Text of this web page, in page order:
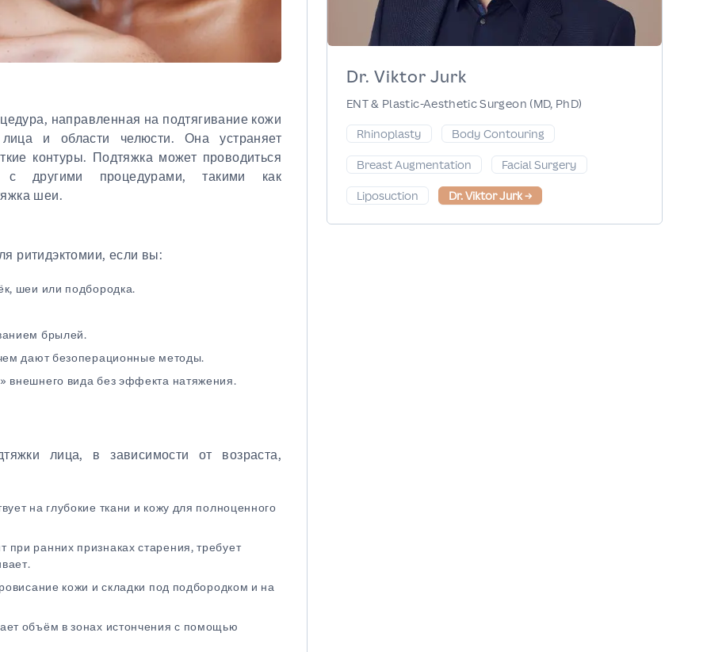
Dr. Viktor Jurk
ENT & Plastic-Aesthetic Surgeon (MD, PhD)
Rhinoplasty
Body Contouring
Breast Augmentation Facial Surgery
Liposuction Dr. Viktor Jurk→
направленная на подтягивание кожи
и области челюсти. Она устраняет
контуры. Подтяжка может проводиться
другими процедурами, такими как
шеи.
ритидэктомии, если вы:
шеи или подбородка.
брылей.
дают безоперационные методы.
внешнего вида без эффекта натяжения.
лица, в зависимости от возраста,
на глубокие ткани и кожу для полноценного
ранних признаках старения, требует
кожи и складки под подбородком и на
объём в зонах истончения с помощью